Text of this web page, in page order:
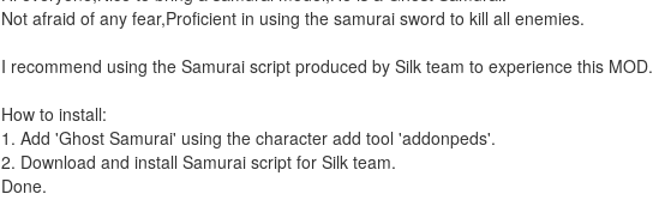
Not afraid of any fear,Proficient in using the samurai sword to kill all enemies.
I recommend using the Samurai script produced by Silk team to experience this MOD.
How to install:
1. Add 'Ghost Samurai' using the character add tool 'addonpeds'.
2. Download and install Samurai script for Silk team.
Done.